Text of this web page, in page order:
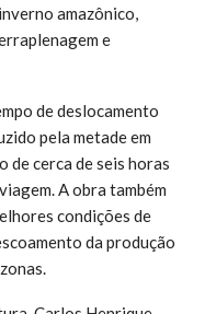
amazônico,
e
de deslocamento
pela metade em
de cerca de seis horas
A obra também
condições de
da produção